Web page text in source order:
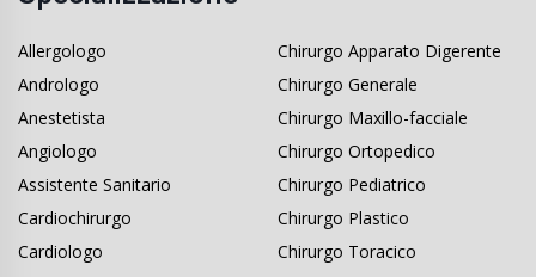
Allergologo
Andrologo
Anestetista
Angiologo
Assistente Sanitario
Cardiochirurgo
Cardiologo
Chirurgo Apparato Digerente
Chirurgo Generale
Chirurgo Maxillo-facciale
Chirurgo Ortopedico
Chirurgo Pediatrico
Chirurgo Plastico
Chirurgo Toracico